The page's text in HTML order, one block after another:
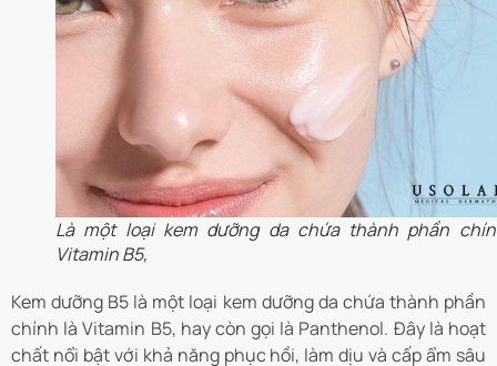
Là một loại kem dưỡng da chứa thành phần
Vitamin B5,
Kem dưỡng B5 là một loại kem dưỡng da chứa thành phần
chính là Vitamin B5, hay còn gọi là Panthenol. Đây là hoạt
chất nổi bật với khả năng phục hồi, làm dịu và cấp ẩm sâu